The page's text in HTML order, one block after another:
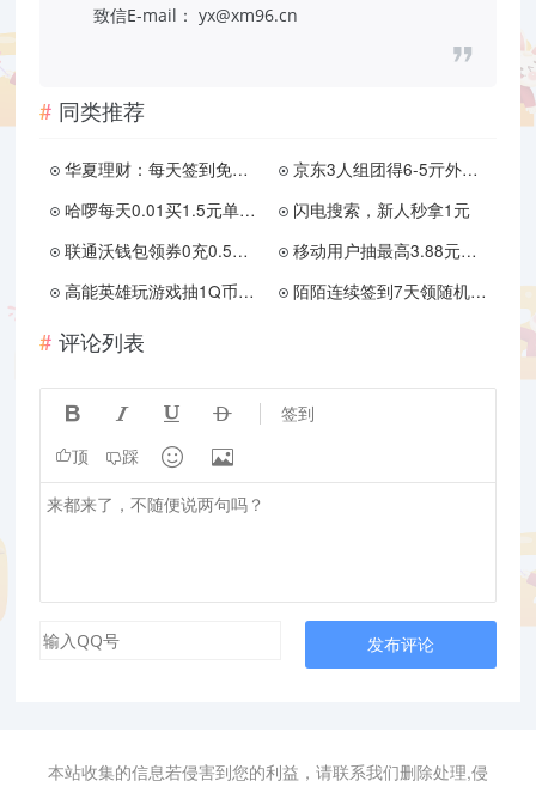
致信E-mail： yx@xm96.cn
同类推荐
华夏理财：每天签到免费领红包，拿低保！
京东3人组团得6-5亓外卖券
哈啰每天0.01买1.5元单车券
闪电搜索，新人秒拿1元
联通沃钱包领券0充0.5元话费
移动用户抽最高3.88元话费券
高能英雄玩游戏抽1Q币和红包
陌陌连续签到7天领随机红包
评论列表
    签到
顶 踩  
发布评论
本站收集的信息若侵害到您的利益，请联系我们删除处理,侵